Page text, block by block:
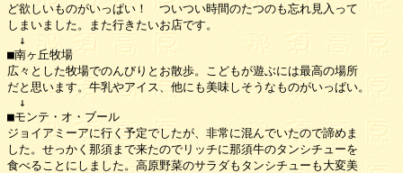
ど欲しいものがいっぱい！　ついつい時間のたつのも忘れ見入って
しまいました。また行きたいお店です。
↓
■南ヶ丘牧場
広々とした牧場でのんびりとお散歩。こどもが遊ぶには最高の場所
だと思います。牛乳やアイス、他にも美味しそうなものがいっぱい。
↓
■モンテ・オ・ブール
ジョイアミーアに行く予定でしたが、非常に混んでいたので諦めま
した。せっかく那須まで来たのでリッチに那須牛のタンシチューを
食べることにしました。高原野菜のサラダもタンシチューも大変美